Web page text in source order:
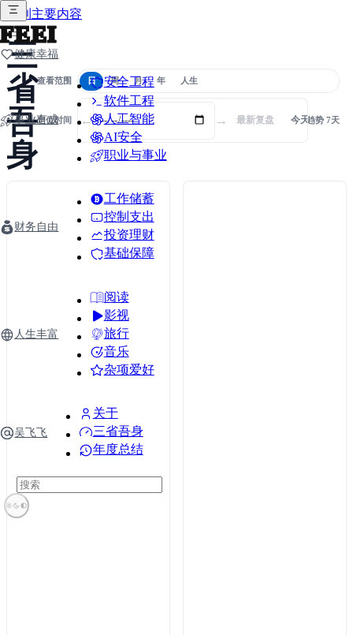
跳到主要内容
FEEI
健康幸福
事业有成
安全工程
软件工程
人工智能
AI安全
职业与事业
财务自由
工作储蓄
控制支出
投资理财
基础保障
人生丰富
阅读
影视
旅行
音乐
杂项爱好
吴飞飞
关于
三省吾身
年度总结
三
省
吾
身
查看范围 日 周 月 年 人生
定位时间 ← → 最新复盘 今天实时
趋势7天